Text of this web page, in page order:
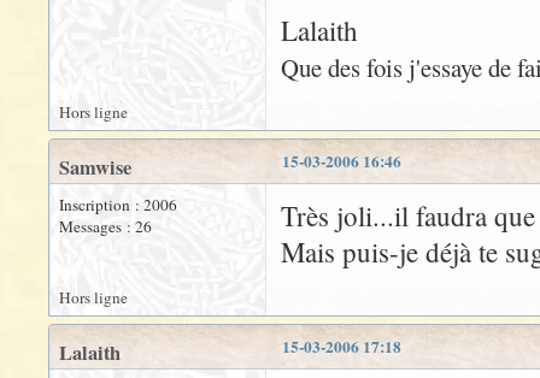
Lalaith
Que des fois j'essaye de
Hors ligne
15-03-2006 16:46
Samwise
Inscription : 2006
Messages : 26
Très joli...il faudra
Mais puis-je déjà te
Hors ligne
15-03-2006 17:18
Lalaith